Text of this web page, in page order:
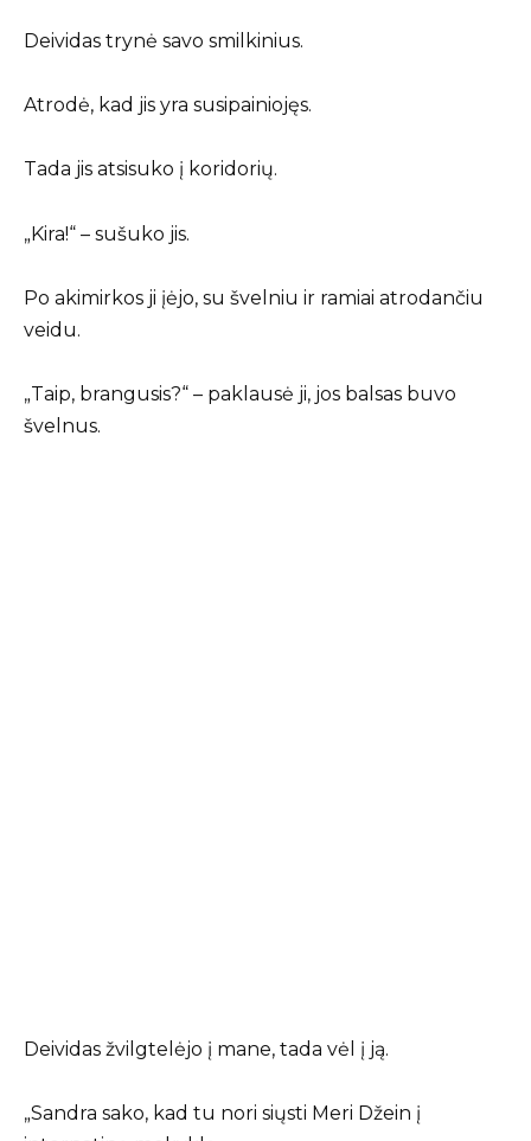
Deividas trynė savo smilkinius.
Atrodė, kad jis yra susipainiojęs.
Tada jis atsisuko į koridorių.
„Kira!“ – sušuko jis.
Po akimirkos ji įėjo, su švelniu ir ramiai atrodančiu
veidu.
„Taip, brangusis?“ – paklausė ji, jos balsas buvo
švelnus.
Deividas žvilgtelėjo į mane, tada vėl į ją.
„Sandra sako, kad tu nori siųsti Meri Džein į